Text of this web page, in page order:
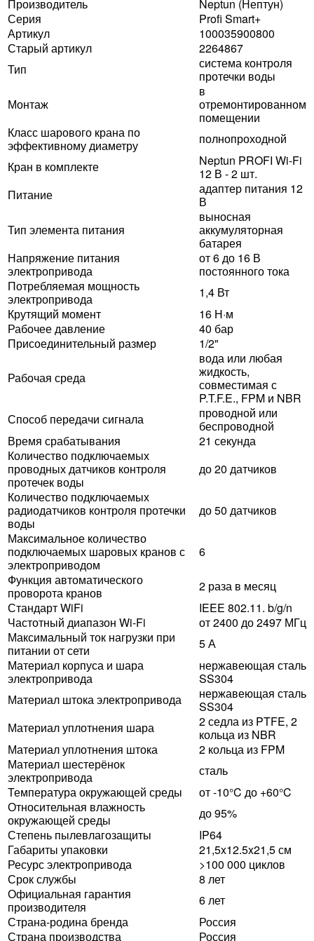
Производитель
Neptun (Нептун)
Серия
Profi Smart+
Артикул
100035900800
Старый артикул
2264867
Тип
система контроля
протечки воды
Монтаж
в
отремонтированном
помещении
Класс шарового крана по
эффективному диаметру
полнопроходной
Кран в комплекте
Neptun PROFI Wi-Fi
12 В - 2 шт.
Питание
адаптер питания 12
В
Тип элемента питания
выносная
аккумуляторная
батарея
Напряжение питания
электропривода
от 6 до 16 В
постоянного тока
Потребляемая мощность
электропривода
1,4 Вт
Крутящий момент
16 Н·м
Рабочее давление
40 бар
Присоединительный размер
1/2"
Рабочая среда
вода или любая
жидкость,
совместимая с
P.T.F.E., FPM и NBR
Способ передачи сигнала
проводной или
беспроводной
Время срабатывания
21 секунда
Количество подключаемых
проводных датчиков контроля
протечек воды
до 20 датчиков
Количество подключаемых
радиодатчиков контроля протечки
воды
до 50 датчиков
Максимальное количество
подключаемых шаровых кранов с
электроприводом
6
Функция автоматического
проворота кранов
2 раза в месяц
Стандарт WiFi
IEEE 802.11. b/g/n
Частотный диапазон Wi-Fi
от 2400 до 2497 МГц
Максимальный ток нагрузки при
питании от сети
5 А
Материал корпуса и шара
электропривода
нержавеющая сталь
SS304
Материал штока электропривода
нержавеющая сталь
SS304
Материал уплотнения шара
2 седла из PTFE, 2
кольца из NBR
Материал уплотнения штока
2 кольца из FPM
Материал шестерёнок
электропривода
сталь
Температура окружающей среды
от -10°C до +60°C
Относительная влажность
окружающей среды
до 95%
Степень пылевлагозащиты
IP64
Габариты упаковки
21,5x12.5x21,5 см
Ресурс электропривода
>100 000 циклов
Срок службы
8 лет
Официальная гарантия
производителя
6 лет
Страна-родина бренда
Россия
Страна производства
Россия